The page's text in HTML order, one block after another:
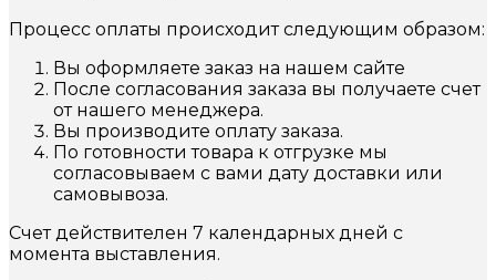
Процесс оплаты происходит следующим образом:
Вы оформляете заказ на нашем сайте
После согласования заказа вы получаете счет
от нашего менеджера.
Вы производите оплату заказа.
По готовности товара к отгрузке мы
согласовываем с вами дату доставки или
самовывоза.
Счет действителен 7 календарных дней с
момента выставления.